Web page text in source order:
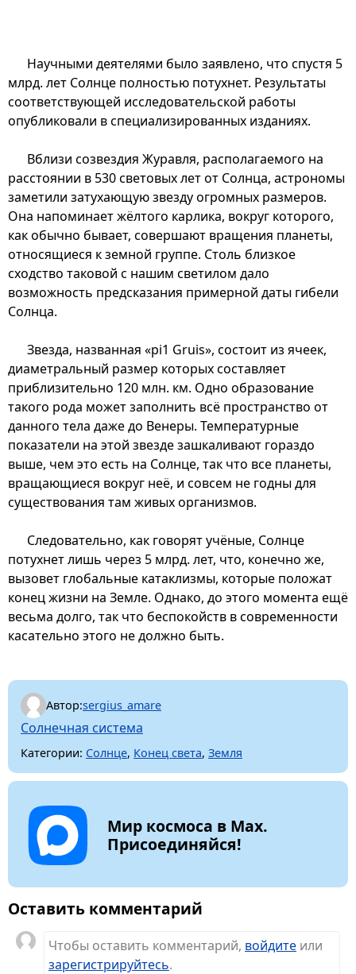
Научными деятелями было заявлено, что спустя 5
млрд. лет Солнце полностью потухнет. Результаты
соответствующей исследовательской работы
опубликовали в специализированных изданиях.
Вблизи созвездия Журавля, располагаемого на
расстоянии в 530 световых лет от Солнца, астрономы
заметили затухающую звезду огромных размеров.
Она напоминает жёлтого карлика, вокруг которого,
как обычно бывает, совершают вращения планеты,
относящиеся к земной группе. Столь близкое
сходство таковой с нашим светилом дало
возможность предсказания примерной даты гибели
Солнца.
Звезда, названная «pi1 Gruis», состоит из ячеек,
диаметральный размер которых составляет
приблизительно 120 млн. км. Одно образование
такого рода может заполнить всё пространство от
данного тела даже до Венеры. Температурные
показатели на этой звезде зашкаливают гораздо
выше, чем это есть на Солнце, так что все планеты,
вращающиеся вокруг неё, и совсем не годны для
существования там живых организмов.
Следовательно, как говорят учёные, Солнце
потухнет лишь через 5 млрд. лет, что, конечно же,
вызовет глобальные катаклизмы, которые положат
конец жизни на Земле. Однако, до этого момента ещё
весьма долго, так что беспокойств в современности
касательно этого не должно быть.
Автор:sergius_amare
Солнечная система
Категории: Солнце, Конец света, Земля
Мир космоса в Max.
Присоединяйся!
Оставить комментарий
Чтобы оставить комментарий, войдите или
зарегистрируйтесь.